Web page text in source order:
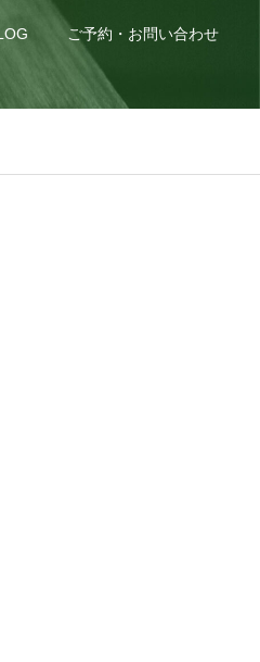
ご予約・お問い合わせ